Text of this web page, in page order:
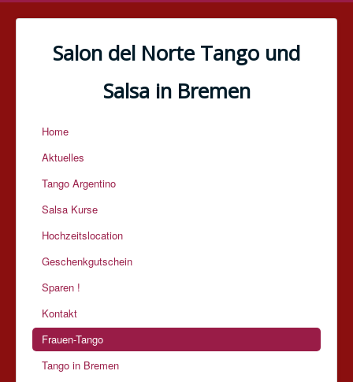
Salon del Norte Tango und
Salsa in Bremen
Home
Aktuelles
Tango Argentino
Salsa Kurse
Hochzeitslocation
Geschenkgutschein
Sparen !
Kontakt
Frauen-Tango
Tango in Bremen